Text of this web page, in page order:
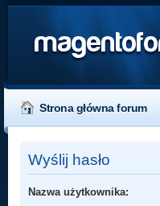
Strona główna forum
Wyślij hasło
Nazwa użytkownika: